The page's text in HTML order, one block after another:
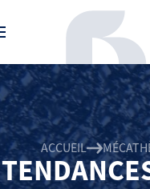
ACCUEIL